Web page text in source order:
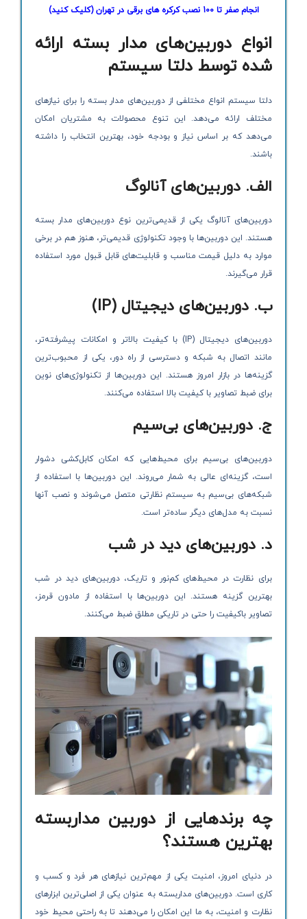
انجام صفر تا 100 نصب کرکره های برقی در تهران (کلیک کنید)
انواع دوربین‌های مدار بسته ارائه
شده توسط دلتا سیستم
دلتا سیستم انواع مختلفی از دوربین‌های مدار بسته را برای نیازهای
مختلف ارائه می‌دهد. این تنوع محصولات به مشتریان امکان
می‌دهد که بر اساس نیاز و بودجه خود، بهترین انتخاب را داشته
باشند.
الف. دوربین‌های آنالوگ
دوربین‌های آنالوگ یکی از قدیمی‌ترین نوع دوربین‌های مدار بسته
هستند. این دوربین‌ها با وجود تکنولوژی قدیمی‌تر، هنوز هم در برخی
موارد به دلیل قیمت مناسب و قابلیت‌های قابل قبول مورد استفاده
قرار می‌گیرند.
ب. دوربین‌های دیجیتال (IP)
دوربین‌های دیجیتال (IP) با کیفیت بالاتر و امکانات پیشرفته‌تر،
مانند اتصال به شبکه و دسترسی از راه دور، یکی از محبوب‌ترین
گزینه‌ها در بازار امروز هستند. این دوربین‌ها از تکنولوژی‌های نوین
برای ضبط تصاویر با کیفیت بالا استفاده می‌کنند.
ج. دوربین‌های بی‌سیم
دوربین‌های بی‌سیم برای محیط‌هایی که امکان کابل‌کشی دشوار
است، گزینه‌ای عالی به شمار می‌روند. این دوربین‌ها با استفاده از
شبکه‌های بی‌سیم به سیستم نظارتی متصل می‌شوند و نصب آنها
نسبت به مدل‌های دیگر ساده‌تر است.
د. دوربین‌های دید در شب
برای نظارت در محیط‌های کم‌نور و تاریک، دوربین‌های دید در شب
بهترین گزینه هستند. این دوربین‌ها با استفاده از مادون قرمز،
تصاویر باکیفیت را حتی در تاریکی مطلق ضبط می‌کنند.
چه برندهایی از دوربین مداربسته
بهترین هستند؟
در دنیای امروز، امنیت یکی از مهم‌ترین نیازهای هر فرد و کسب و
کاری است. دوربین‌های مداربسته به عنوان یکی از اصلی‌ترین ابزارهای
نظارت و امنیت، به ما این امکان را می‌دهند تا به راحتی محیط خود